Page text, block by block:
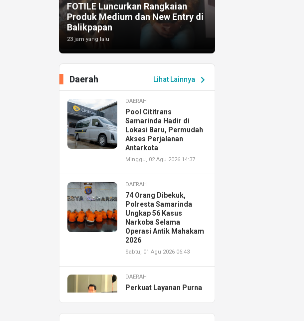
FOTILE Luncurkan Rangkaian
Produk Medium dan New Entry di
Balikpapan
23 jam yang lalu
Lihat Lainnya chevron_right
Daerah
DAERAH
Pool Cititrans
Samarinda Hadir di
Lokasi Baru, Permudah
Akses Perjalanan
Antarkota
Minggu, 02 Agu 2026 14:37
DAERAH
74 Orang Dibekuk,
Polresta Samarinda
Ungkap 56 Kasus
Narkoba Selama
Operasi Antik Mahakam
2026
Sabtu, 01 Agu 2026 06:43
DAERAH
Perkuat Layanan Purna
Resmikan AHASS